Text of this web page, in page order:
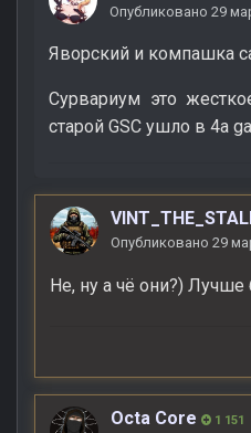
Опубликовано 29
Яворский и компашка
Сурвариум это
старой GSC ушло в 4a
Опубликовано 29
Не, ну а чё они?) Лучше
Octa Core 1 151